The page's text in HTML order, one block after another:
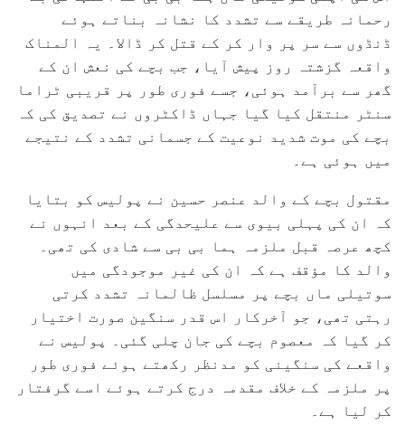
رحمانہ طریقے سے تشدد کا نشانہ بناتے ہوئے
ڈنڈوں سے سر پر وار کر کے قتل کر ڈالا۔ یہ المناک
واقعہ گزشتہ روز پیش آیا، جب بچے کی نعش ان کے
گھر سے برآمد ہوئی، جسے فوری طور پر قریبی ٹراما
سنٹر منتقل کیا گیا جہاں ڈاکٹروں نے تصدیق کی کہ
بچے کی موت شدید نوعیت کے جسمانی تشدد کے نتیجے
میں ہوئی ہے۔
مقتول بچے کے والد عنصر حسین نے پولیس کو بتایا
کہ ان کی پہلی بیوی سے علیحدگی کے بعد انہوں نے
کچھ عرصہ قبل ملزمہ ہما بی بی سے شادی کی تھی۔
والد کا مؤقف ہے کہ ان کی غیر موجودگی میں
سوتیلی ماں بچے پر مسلسل ظالمانہ تشدد کرتی
رہتی تھی، جو آخرکار اس قدر سنگین صورت اختیار
کر گیا کہ معصوم بچے کی جان چلی گئی۔ پولیس نے
واقعے کی سنگینی کو مدنظر رکھتے ہوئے فوری طور
پر ملزمہ کے خلاف مقدمہ درج کرتے ہوئے اسے گرفتار
کر لیا ہے۔